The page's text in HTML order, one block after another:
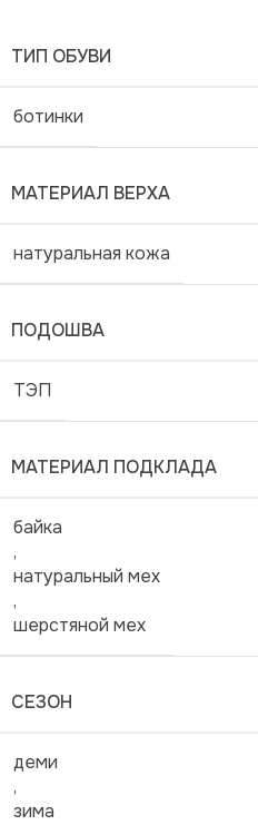
ТИП ОБУВИ
ботинки
МАТЕРИАЛ ВЕРХА
натуральная кожа
ПОДОШВА
ТЭП
МАТЕРИАЛ ПОДКЛАДА
байка
,
натуральный мех
,
шерстяной мех
СЕЗОН
деми
,
зима